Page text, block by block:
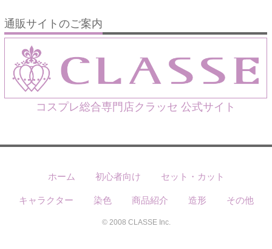
通販サイトのご案内
コスプレ総合専門店クラッセ 公式サイト
ホーム 初心者向け セット・カット
キャラクター 染色 商品紹介 造形 その他
© 2008 CLASSE Inc.